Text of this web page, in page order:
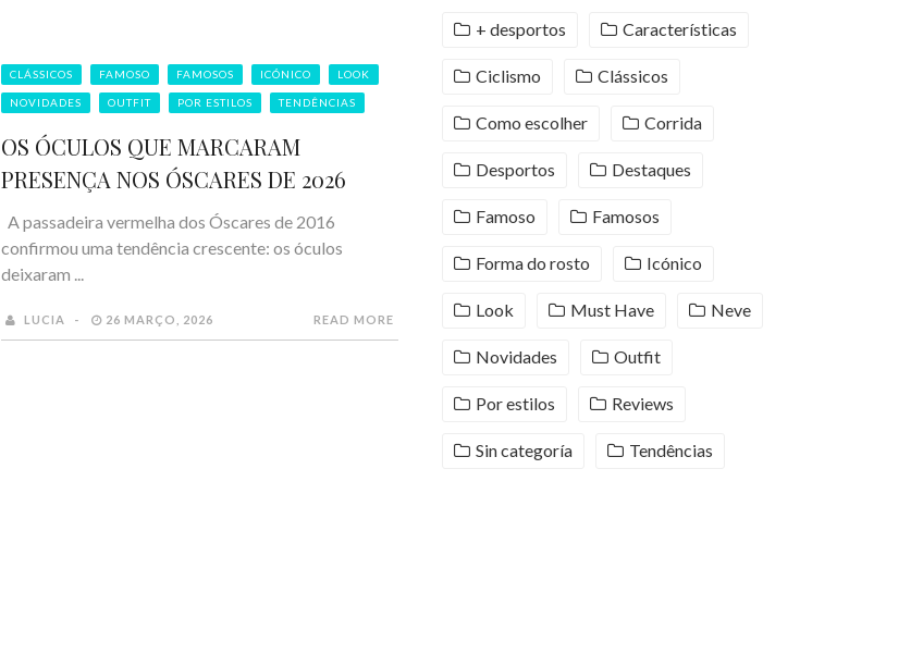
CLÁSSICOS FAMOSO FAMOSOS ICÓNICO LOOK
NOVIDADES OUTFIT POR ESTILOS TENDÊNCIAS
OS ÓCULOS QUE MARCARAM
PRESENÇA NOS ÓSCARES DE 2026
A passadeira vermelha dos Óscares de 2016
confirmou uma tendência crescente: os óculos
deixaram ...
LUCIA 26 MARÇO, 2026 READ MORE
+ desportos Características
Ciclismo Clássicos
Como escolher Corrida
Desportos Destaques
Famoso Famosos
Forma do rosto Icónico
Look Must Have Neve
Novidades Outfit
Por estilos Reviews
Sin categoría Tendências